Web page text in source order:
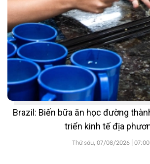
Brazil: Biến bữa ăn học đường
triển kinh tế địa
Thứ sáu, 07/08/2026 | 07:00